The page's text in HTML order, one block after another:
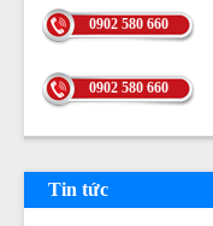
0902 580 660
0902 580 660
Tin tức